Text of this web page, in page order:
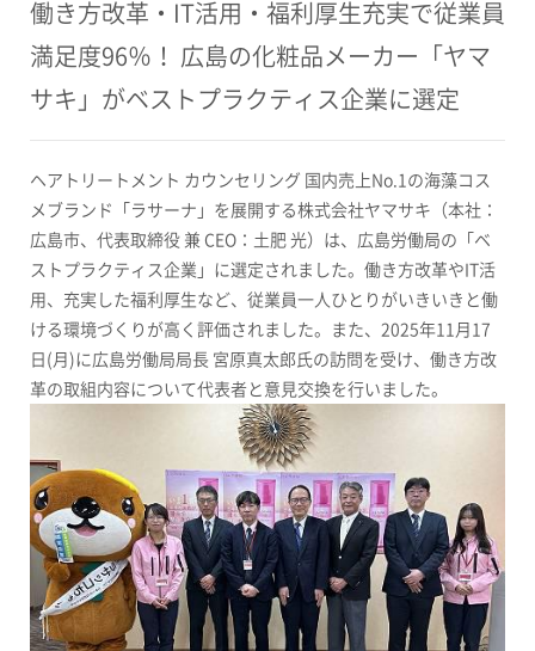
働き方改革・IT活用・福利厚生充実で従業員
満足度96％！ 広島の化粧品メーカー「ヤマ
サキ」がベストプラクティス企業に選定
ヘアトリートメント カウンセリング 国内売上No.1の海藻コス
メブランド「ラサーナ」を展開する株式会社ヤマサキ（本社：
広島市、代表取締役 兼 CEO ：土肥 光）は、広島労働局の「ベ
ストプラクティス企業」に選定されました。働き方改革やIT活
用、充実した福利厚生など、従業員一人ひとりがいきいきと働
ける環境づくりが高く評価されました。また、 2025年11月17
日(月)に広島労働局局長 宮原真太郎氏の訪問を受け、働き方改
革の取組内容について代表者と意見交換を行いました。